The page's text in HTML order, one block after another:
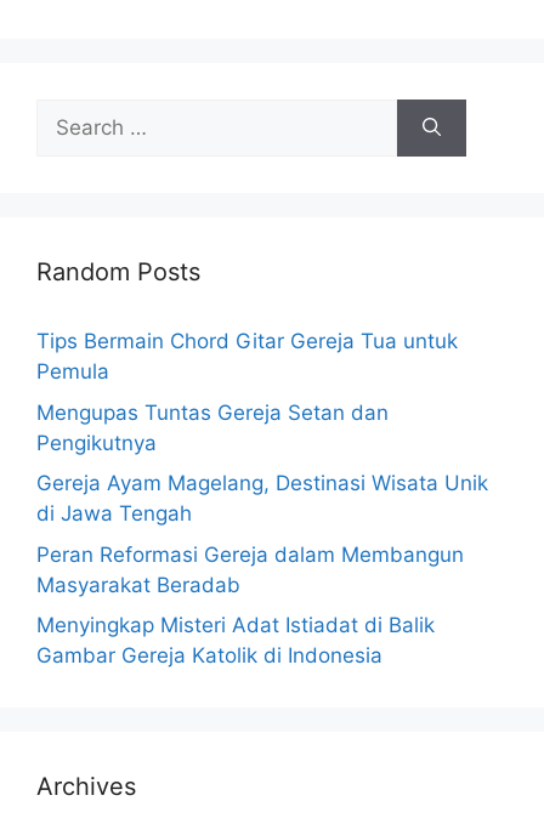
Search
for:
Random Posts
Tips Bermain Chord Gitar Gereja Tua untuk
Pemula
Mengupas Tuntas Gereja Setan dan
Pengikutnya
Gereja Ayam Magelang, Destinasi Wisata Unik
di Jawa Tengah
Peran Reformasi Gereja dalam Membangun
Masyarakat Beradab
Menyingkap Misteri Adat Istiadat di Balik
Gambar Gereja Katolik di Indonesia
Archives